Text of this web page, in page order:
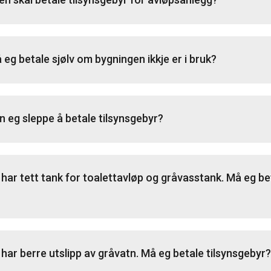
eg betale sjølv om bygningen ikkje er i bruk?
eg sleppe å betale tilsynsgebyr?
har tett tank for toalettavløp og gråvasstank. Må eg
har berre utslipp av gråvatn. Må eg betale tilsynsgebyr?